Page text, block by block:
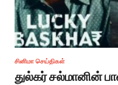
சினிமா செய்திகள்
துல்கர் சல்மானின்